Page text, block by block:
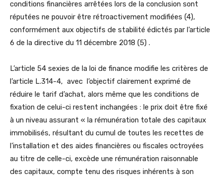
conditions financières arrêtées lors de la conclusion sont
réputées ne pouvoir être rétroactivement modifiées (4),
conformément aux objectifs de stabilité édictés par l’article
6 de la directive du 11 décembre 2018 (5) .
L’article 54 sexies de la loi de finance modifie les critères de
l’article L.314-4, avec l’objectif clairement exprimé de
réduire le tarif d’achat, alors même que les conditions de
fixation de celui-ci restent inchangées : le prix doit être fixé
à un niveau assurant « la rémunération totale des capitaux
immobilisés, résultant du cumul de toutes les recettes de
l’installation et des aides financières ou fiscales octroyées
au titre de celle-ci, excède une rémunération raisonnable
des capitaux, compte tenu des risques inhérents à son